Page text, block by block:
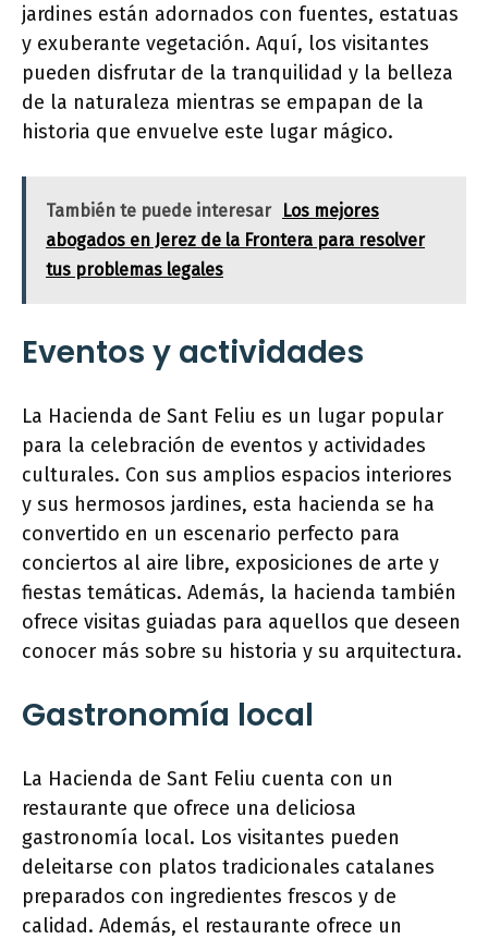
jardines están adornados con fuentes, estatuas
y exuberante vegetación. Aquí, los visitantes
pueden disfrutar de la tranquilidad y la belleza
de la naturaleza mientras se empapan de la
historia que envuelve este lugar mágico.
También te puede interesar
Los mejores
abogados en Jerez de la Frontera para resolver
tus problemas legales
Eventos y actividades
La Hacienda de Sant Feliu es un lugar popular
para la celebración de eventos y actividades
culturales. Con sus amplios espacios interiores
y sus hermosos jardines, esta hacienda se ha
convertido en un escenario perfecto para
conciertos al aire libre, exposiciones de arte y
fiestas temáticas. Además, la hacienda también
ofrece visitas guiadas para aquellos que deseen
conocer más sobre su historia y su arquitectura.
Gastronomía local
La Hacienda de Sant Feliu cuenta con un
restaurante que ofrece una deliciosa
gastronomía local. Los visitantes pueden
deleitarse con platos tradicionales catalanes
preparados con ingredientes frescos y de
calidad. Además, el restaurante ofrece un